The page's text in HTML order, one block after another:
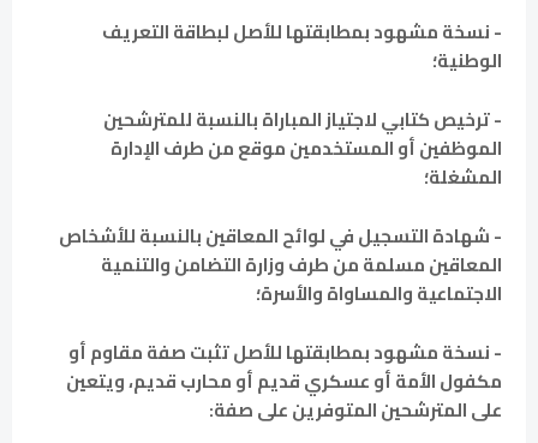
- نسخة مشهود بمطابقتها للأصل لبطاقة التعريف
الوطنية؛
- ترخيص كتابي لاجتياز المباراة بالنسبة للمترشحين
الموظفين أو المستخدمين موقع من طرف الإدارة
المشغلة؛
- شهادة التسجيل في لوائح المعاقين بالنسبة للأشخاص
المعاقين مسلمة من طرف وزارة التضامن والتنمية
الاجتماعية والمساواة والأسرة؛
- نسخة مشهود بمطابقتها للأصل تثبت صفة مقاوم أو
مكفول الأمة أو عسكري قديم أو محارب قديم، ويتعين
على المترشحين المتوفرين على صفة: